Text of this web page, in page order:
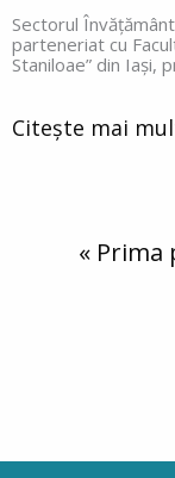
Sectorul
parteneriat cu
Staniloae” din Iași,
Citește mai
PaginarePrima
« Prima